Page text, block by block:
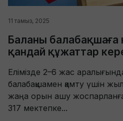
11 тамыз, 2025
Баланы балабақшаға
қандай құжаттар
Елімізде 2–6 жас
балабақшамен қамту үшін
жаңа орын ашу
317 мектепке...